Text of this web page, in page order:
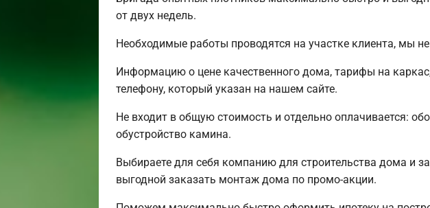
от двух недель.
Необходимые работы проводятся на участке клиента, мы
Информацию о цене качественного дома, тарифы на
телефону, который указан на нашем сайте.
Не входит в общую стоимость и отдельно оплачивается:
обустройство камина.
Выбираете для себя компанию для строительства дома и
выгодной заказать монтаж дома по промо-акции.